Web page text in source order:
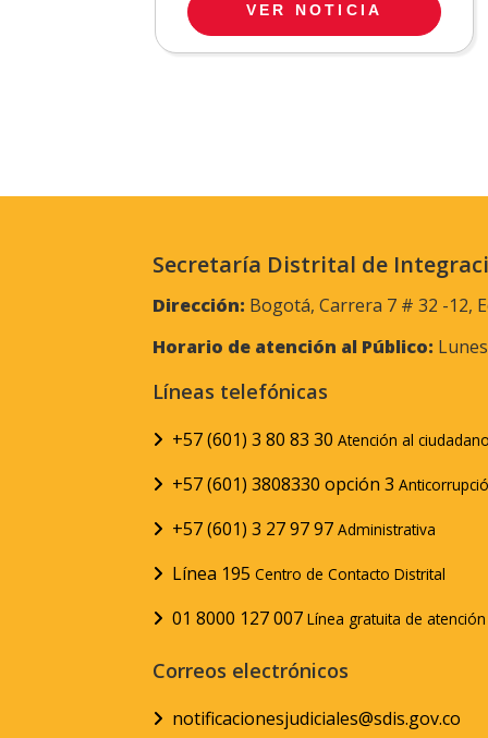
VER NOTICIA
Secretaría Distrital de
Dirección: Bogotá, Carrera 7 # 32 -12,
Horario de atención al Público:
Líneas telefónicas
+57 (601) 3 80 83 30 Atención al
+57 (601) 3808330 opción 3
+57 (601) 3 27 97 97 Administrativa
Línea 195 Centro de Contacto Distrital
01 8000 127 007 Línea gratuita de
Correos electrónicos
notificacionesjudiciales@sdis.gov.co